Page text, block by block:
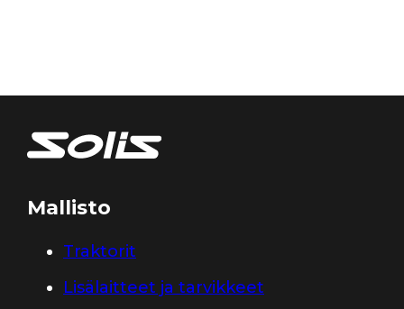
Mallisto
Traktorit
Lisälaitteet ja tarvikkeet